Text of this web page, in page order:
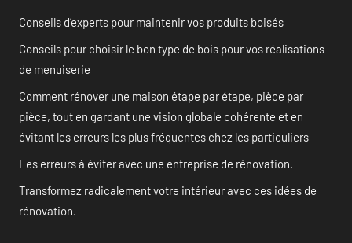
Conseils d’experts pour maintenir vos produits boisés
Conseils pour choisir le bon type de bois pour vos réalisations
de menuiserie
Comment rénover une maison étape par étape, pièce par
pièce, tout en gardant une vision globale cohérente et en
évitant les erreurs les plus fréquentes chez les particuliers
Les erreurs à éviter avec une entreprise de rénovation.
Transformez radicalement votre intérieur avec ces idées de
rénovation.